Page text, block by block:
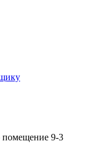
помещение 9-3